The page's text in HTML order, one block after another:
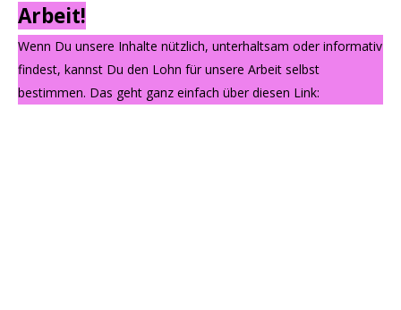
Arbeit!
Wenn Du unsere Inhalte nützlich, unterhaltsam oder informativ
findest, kannst Du den Lohn für unsere Arbeit selbst
bestimmen. Das geht ganz einfach über diesen Link: